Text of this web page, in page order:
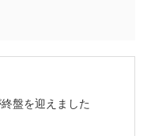
盤を迎えました